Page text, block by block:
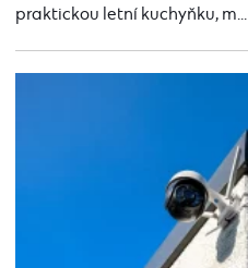
praktickou letní kuchyňku, m...